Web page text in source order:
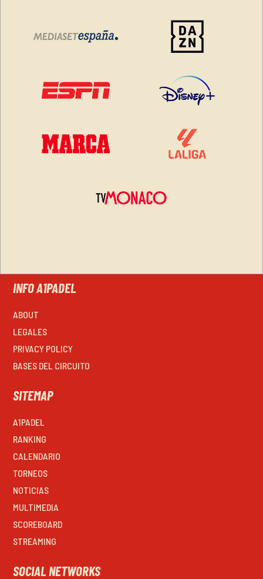
INFO A1PADEL
ABOUT
LEGALES
PRIVACY POLICY
BASES DEL CIRCUITO
SITEMAP
A1PADEL
RANKING
CALENDARIO
TORNEOS
NOTICIAS
MULTIMEDIA
SCOREBOARD
STREAMING
SOCIAL NETWORKS